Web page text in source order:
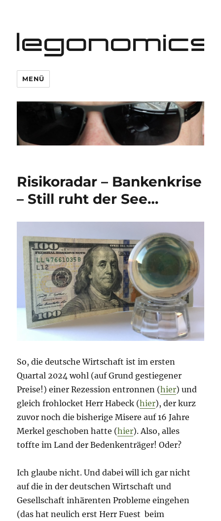
legonomics
MENÜ
Risikoradar – Bankenkrise
– Still ruht der See…
So, die deutsche Wirtschaft ist im ersten
Quartal 2024 wohl (auf Grund gestiegener
Preise!) einer Rezession entronnen (hier) und
gleich frohlocket Herr Habeck (hier), der kurz
zuvor noch die bisherige Misere auf 16 Jahre
Merkel geschoben hatte (hier). Also, alles
toffte im Land der Bedenkenträger! Oder?
Ich glaube nicht. Und dabei will ich gar nicht
auf die in der deutschen Wirtschaft und
Gesellschaft inhärenten Probleme eingehen
(das hat neulich erst Herr Fuest beim